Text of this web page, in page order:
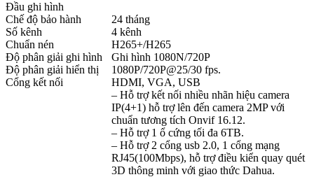
Đầu ghi hình
Chế độ bảo hành
24 tháng
Số kênh
4 kênh
Chuẩn nén
H265+/H265
Độ phân giải ghi hình
Ghi hình 1080N/720P
Độ phân giải hiển thị
1080P/720P@25/30 fps.
Cổng kết nối
HDMI, VGA, USB
– Hỗ trợ kết nối nhiều nhãn hiệu camera
IP(4+1) hỗ trợ lên đến camera 2MP với
chuẩn tương tích Onvif 16.12.
– Hỗ trợ 1 ổ cứng tối đa 6TB.
– Hỗ trợ 2 cổng usb 2.0, 1 cổng mạng
RJ45(100Mbps), hỗ trợ điều kiển quay quét
3D thông minh với giao thức Dahua.